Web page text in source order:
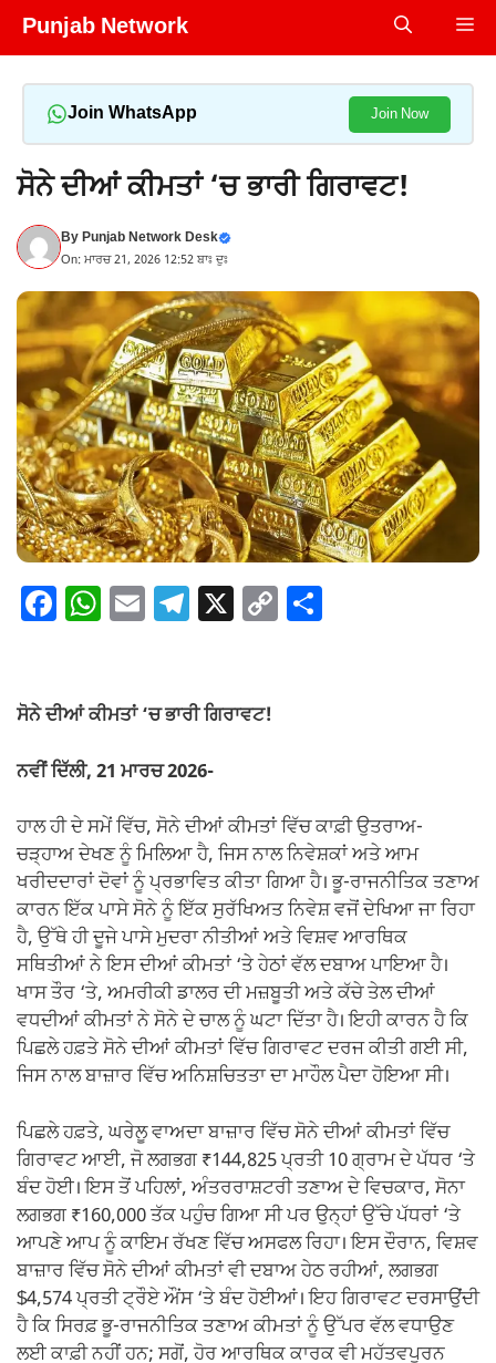
Skip
Punjab Network
Join WhatsApp Join Now
ਸੋਨੇ ਦੀਆਂ ਕੀਮਤਾਂ ‘ਚ ਭਾਰੀ ਗਿਰਾਵਟ!
ByPunjab Network Desk
On: ਮਾਰਚ 21, 2026 12:52 ਬਾਃ ਦੁਃ
F
e
o
o
k
W
s
p
p
E T
gr
m
X C
k
ਸੋਨੇ ਦੀਆਂ ਕੀਮਤਾਂ ‘ਚ ਭਾਰੀ ਗਿਰਾਵਟ!
ਨਵੀਂ ਦਿੱਲੀ, 21 ਮਾਰਚ 2026-
ਹਾਲ ਹੀ ਦੇ ਸਮੇਂ ਵਿੱਚ, ਸੋਨੇ ਦੀਆਂ ਕੀਮਤਾਂ ਵਿੱਚ ਕਾਫ਼ੀ ਉਤਰਾਅ-
ਚੜ੍ਹਾਅ ਦੇਖਣ ਨੂੰ ਮਿਲਿਆ ਹੈ, ਜਿਸ ਨਾਲ ਨਿਵੇਸ਼ਕਾਂ ਅਤੇ ਆਮ
ਖਰੀਦਦਾਰਾਂ ਦੋਵਾਂ ਨੂੰ ਪ੍ਰਭਾਵਿਤ ਕੀਤਾ ਗਿਆ ਹੈ। ਭੂ-ਰਾਜਨੀਤਿਕ ਤਣਾਅ
ਕਾਰਨ ਇੱਕ ਪਾਸੇ ਸੋਨੇ ਨੂੰ ਇੱਕ ਸੁਰੱਖਿਅਤ ਨਿਵੇਸ਼ ਵਜੋਂ ਦੇਖਿਆ ਜਾ ਰਿਹਾ
ਹੈ, ਉੱਥੇ ਹੀ ਦੂਜੇ ਪਾਸੇ ਮੁਦਰਾ ਨੀਤੀਆਂ ਅਤੇ ਵਿਸ਼ਵ ਆਰਥਿਕ
ਸਥਿਤੀਆਂ ਨੇ ਇਸ ਦੀਆਂ ਕੀਮਤਾਂ ‘ਤੇ ਹੇਠਾਂ ਵੱਲ ਦਬਾਅ ਪਾਇਆ ਹੈ।
ਖਾਸ ਤੌਰ ‘ਤੇ, ਅਮਰੀਕੀ ਡਾਲਰ ਦੀ ਮਜ਼ਬੂਤੀ ਅਤੇ ਕੱਚੇ ਤੇਲ ਦੀਆਂ
ਵਧਦੀਆਂ ਕੀਮਤਾਂ ਨੇ ਸੋਨੇ ਦੇ ਚਾਲ ਨੂੰ ਘਟਾ ਦਿੱਤਾ ਹੈ। ਇਹੀ ਕਾਰਨ ਹੈ ਕਿ
ਪਿਛਲੇ ਹਫ਼ਤੇ ਸੋਨੇ ਦੀਆਂ ਕੀਮਤਾਂ ਵਿੱਚ ਗਿਰਾਵਟ ਦਰਜ ਕੀਤੀ ਗਈ ਸੀ,
ਜਿਸ ਨਾਲ ਬਾਜ਼ਾਰ ਵਿੱਚ ਅਨਿਸ਼ਚਿਤਤਾ ਦਾ ਮਾਹੌਲ ਪੈਦਾ ਹੋਇਆ ਸੀ।
ਪਿਛਲੇ ਹਫ਼ਤੇ, ਘਰੇਲੂ ਵਾਅਦਾ ਬਾਜ਼ਾਰ ਵਿੱਚ ਸੋਨੇ ਦੀਆਂ ਕੀਮਤਾਂ ਵਿੱਚ
ਗਿਰਾਵਟ ਆਈ, ਜੋ ਲਗਭਗ ₹144,825 ਪ੍ਰਤੀ 10 ਗ੍ਰਾਮ ਦੇ ਪੱਧਰ ‘ਤੇ
ਬੰਦ ਹੋਈ। ਇਸ ਤੋਂ ਪਹਿਲਾਂ, ਅੰਤਰਰਾਸ਼ਟਰੀ ਤਣਾਅ ਦੇ ਵਿਚਕਾਰ, ਸੋਨਾ
ਲਗਭਗ ₹160,000 ਤੱਕ ਪਹੁੰਚ ਗਿਆ ਸੀ ਪਰ ਉਨ੍ਹਾਂ ਉੱਚੇ ਪੱਧਰਾਂ ‘ਤੇ
ਆਪਣੇ ਆਪ ਨੂੰ ਕਾਇਮ ਰੱਖਣ ਵਿੱਚ ਅਸਫਲ ਰਿਹਾ। ਇਸ ਦੌਰਾਨ, ਵਿਸ਼ਵ
ਬਾਜ਼ਾਰ ਵਿੱਚ ਸੋਨੇ ਦੀਆਂ ਕੀਮਤਾਂ ਵੀ ਦਬਾਅ ਹੇਠ ਰਹੀਆਂ, ਲਗਭਗ
$4,574 ਪ੍ਰਤੀ ਟ੍ਰੌਏ ਔਂਸ ‘ਤੇ ਬੰਦ ਹੋਈਆਂ। ਇਹ ਗਿਰਾਵਟ ਦਰਸਾਉਂਦੀ
ਹੈ ਕਿ ਸਿਰਫ਼ ਭੂ-ਰਾਜਨੀਤਿਕ ਤਣਾਅ ਕੀਮਤਾਂ ਨੂੰ ਉੱਪਰ ਵੱਲ ਵਧਾਉਣ
ਲਈ ਕਾਫ਼ੀ ਨਹੀਂ ਹਨ; ਸਗੋਂ, ਹੋਰ ਆਰਥਿਕ ਕਾਰਕ ਵੀ ਮਹੱਤਵਪੂਰਨ